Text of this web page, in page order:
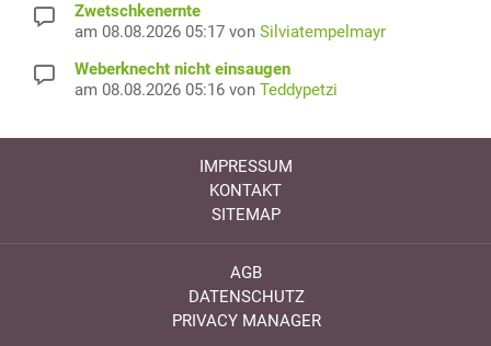
Zwetschkenernte
am 08.08.2026 05:17 von Silviatempelmayr
Weberknecht nicht einsaugen
am 08.08.2026 05:16 von Teddypetzi
IMPRESSUM
KONTAKT
SITEMAP
AGB
DATENSCHUTZ
PRIVACY MANAGER